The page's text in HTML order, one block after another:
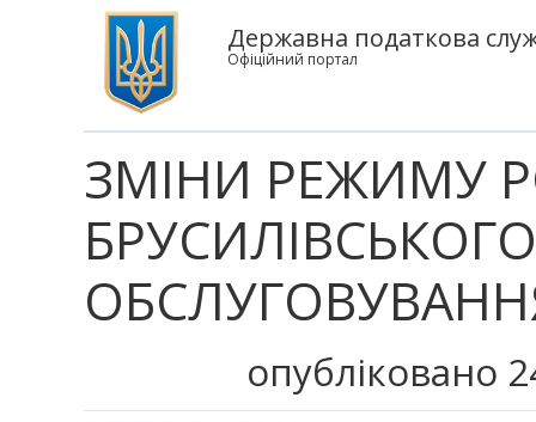
Державна податкова
Офіційний портал
ЗМІНИ РЕЖИМУ
опубліковано